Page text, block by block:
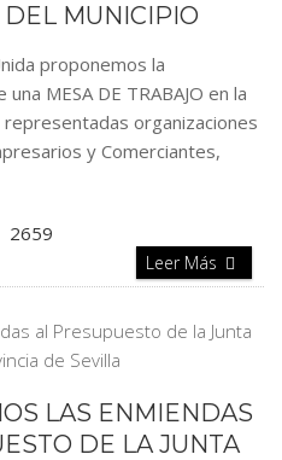
DEL MUNICIPIO
proponemos la
MESA DE TRABAJO en la
organizaciones
y Comerciantes,
2659
Leer Más
LAS ENMIENDAS
DE LA JUNTA